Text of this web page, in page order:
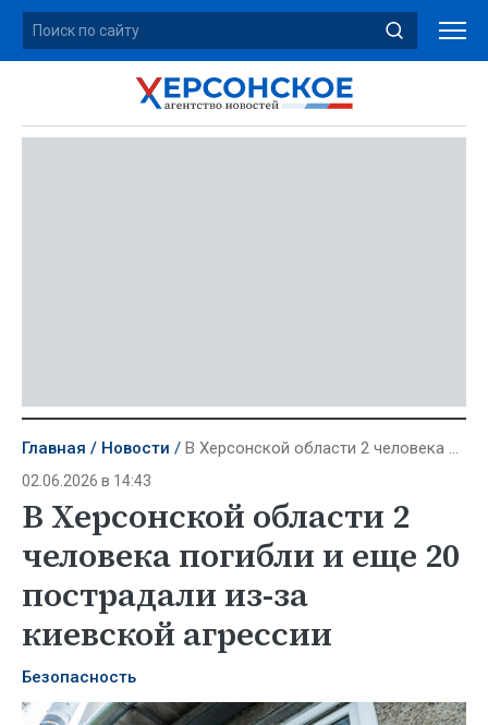
Главная Новости В Херсонской области 2 человека погибли и еще 20 пострадали из-за киевской агрессии
02.06.2026 в 14:43
В Херсонской области 2
человека погибли и еще 20
пострадали из-за
киевской агрессии
Безопасность